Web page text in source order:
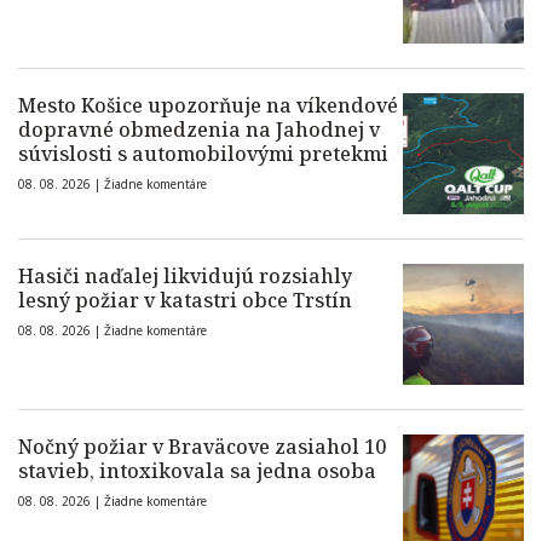
Mesto Košice upozorňuje na víkendové
dopravné obmedzenia na Jahodnej v
súvislosti s automobilovými pretekmi
08. 08. 2026 | Žiadne komentáre
Hasiči naďalej likvidujú rozsiahly
lesný požiar v katastri obce Trstín
08. 08. 2026 | Žiadne komentáre
Nočný požiar v Braväcove zasiahol 10
stavieb, intoxikovala sa jedna osoba
08. 08. 2026 | Žiadne komentáre